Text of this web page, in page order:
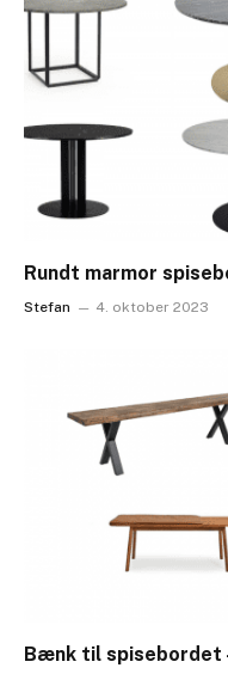
Rundt marmor
Stefan 4. oktober 2023
Bænk til